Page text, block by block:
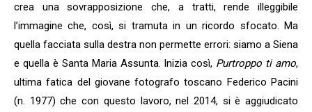
crea una sovrapposizione che, a tratti, rende illeggibile
l’immagine che, così, si tramuta in un ricordo sfocato. Ma
quella facciata sulla destra non permette errori: siamo a Siena
e quella è Santa Maria Assunta. Inizia così, Purtroppo ti amo,
ultima fatica del giovane fotografo toscano Federico Pacini
(n. 1977) che con questo lavoro, nel 2014, si è aggiudicato